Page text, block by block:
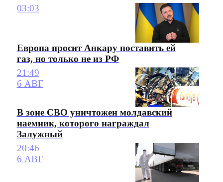
03:03
Европа просит Анкару поставить ей
газ, но только не из РФ
21:49
6 АВГ
В зоне СВО уничтожен молдавский
наемник, которого награждал
Залужный
20:46
6 АВГ